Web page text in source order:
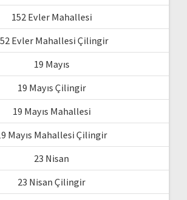
152 Evler Mahallesi
Evler Mahallesi Çilingir
19 Mayıs
19 Mayıs Çilingir
19 Mayıs Mahallesi
Mayıs Mahallesi Çilingir
23 Nisan
23 Nisan Çilingir